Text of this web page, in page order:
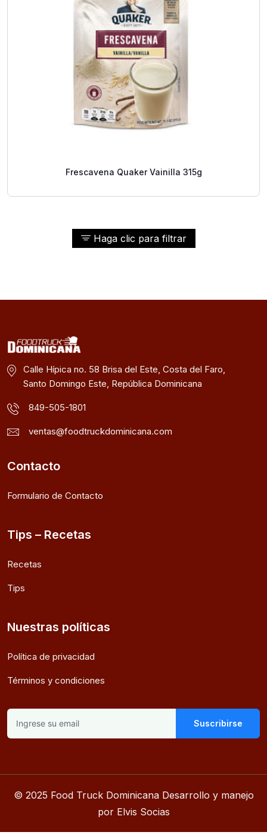
Haga clic para filtrar
Frescavena Quaker Vainilla 315g
Calle Hípica no. 58 Brisa del Este, Costa del Faro,
Santo Domingo Este, República Dominicana
849-505-1801
ventas@foodtruckdominicana.com
Contacto
Formulario de Contacto
Tips – Recetas
Recetas
Tips
Nuestras políticas
Política de privacidad
Términos y condiciones
Suscribirse
© 2025 Food Truck Dominicana Desarrollo y manejo
por Elvis Socias